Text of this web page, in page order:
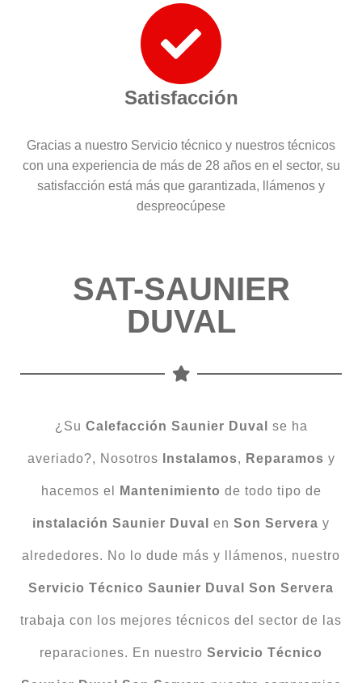
Satisfacción
Gracias a nuestro Servicio técnico y nuestros técnicos
con una experiencia de más de 28 años en el sector, su
satisfacción está más que garantizada, llámenos y
despreocúpese
SAT-SAUNIER
DUVAL
¿Su Calefacción Saunier Duval se ha
averiado?, Nosotros Instalamos, Reparamos y
hacemos el Mantenimiento de todo tipo de
instalación Saunier Duval en Son Servera y
alrededores. No lo dude más y llámenos, nuestro
Servicio Técnico Saunier Duval Son Servera
trabaja con los mejores técnicos del sector de las
reparaciones. En nuestro Servicio Técnico